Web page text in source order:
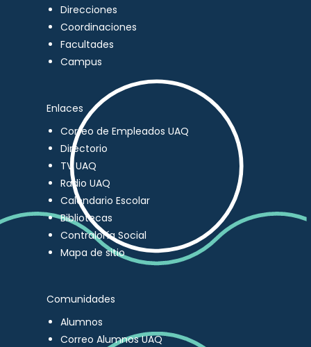
Direcciones
Coordinaciones
Facultades
Campus
Enlaces
Correo de Empleados UAQ
Directorio
TV UAQ
Radio UAQ
Calendario Escolar
Bibliotecas
Contraloría Social
Mapa de sitio
Comunidades
Alumnos
Correo Alumnos UAQ